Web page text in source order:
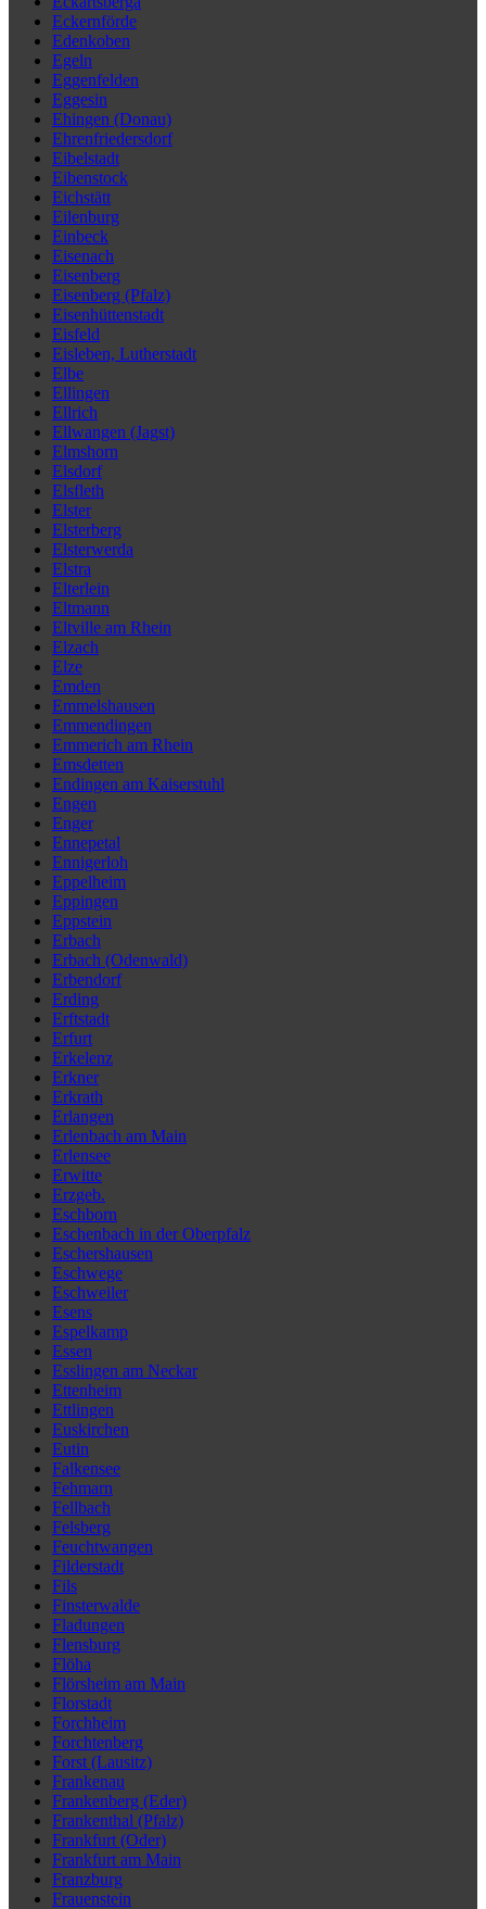
Eckernförde
Edenkoben
Egeln
Eggenfelden
Eggesin
Ehingen (Donau)
Ehrenfriedersdorf
Eibelstadt
Eibenstock
Eichstätt
Eilenburg
Einbeck
Eisenach
Eisenberg
Eisenberg (Pfalz)
Eisenhüttenstadt
Eisfeld
Eisleben, Lutherstadt
Elbe
Ellingen
Ellrich
Ellwangen (Jagst)
Elmshorn
Elsdorf
Elsfleth
Elster
Elsterberg
Elsterwerda
Elstra
Elterlein
Eltmann
Eltville am Rhein
Elzach
Elze
Emden
Emmelshausen
Emmendingen
Emmerich am Rhein
Emsdetten
Endingen am Kaiserstuhl
Engen
Enger
Ennepetal
Ennigerloh
Eppelheim
Eppingen
Eppstein
Erbach
Erbach (Odenwald)
Erbendorf
Erding
Erftstadt
Erfurt
Erkelenz
Erkner
Erkrath
Erlangen
Erlenbach am Main
Erlensee
Erwitte
Erzgeb.
Eschborn
Eschenbach in der Oberpfalz
Eschershausen
Eschwege
Eschweiler
Esens
Espelkamp
Essen
Esslingen am Neckar
Ettenheim
Ettlingen
Euskirchen
Eutin
Falkensee
Fehmarn
Fellbach
Felsberg
Feuchtwangen
Filderstadt
Fils
Finsterwalde
Fladungen
Flensburg
Flöha
Flörsheim am Main
Florstadt
Forchheim
Forchtenberg
Forst (Lausitz)
Frankenau
Frankenberg (Eder)
Frankenthal (Pfalz)
Frankfurt (Oder)
Frankfurt am Main
Franzburg
Frauenstein